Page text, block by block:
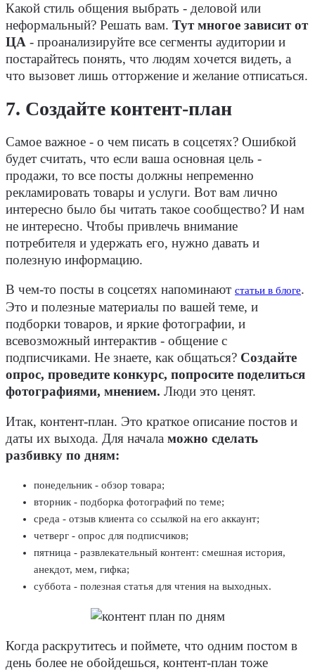
Какой стиль общения выбрать - деловой или
неформальный? Решать вам. Тут многое зависит от
ЦА - проанализируйте все сегменты аудитории и
постарайтесь понять, что людям хочется видеть, а
что вызовет лишь отторжение и желание отписаться.
7. Создайте контент-план
Самое важное - о чем писать в соцсетях? Ошибкой
будет считать, что если ваша основная цель -
продажи, то все посты должны непременно
рекламировать товары и услуги. Вот вам лично
интересно было бы читать такое сообщество? И нам
не интересно. Чтобы привлечь внимание
потребителя и удержать его, нужно давать и
полезную информацию.
В чем-то посты в соцсетях напоминают статьи в блоге.
Это и полезные материалы по вашей теме, и
подборки товаров, и яркие фотографии, и
всевозможный интерактив - общение с
подписчиками. Не знаете, как общаться? Создайте
опрос, проведите конкурс, попросите поделиться
фотографиями, мнением. Люди это ценят.
Итак, контент-план. Это краткое описание постов и
даты их выхода. Для начала можно сделать
разбивку по дням:
понедельник - обзор товара;
вторник - подборка фотографий по теме;
среда - отзыв клиента со ссылкой на его аккаунт;
четверг - опрос для подписчиков;
пятница - развлекательный контент: смешная история,
анекдот, мем, гифка;
суббота - полезная статья для чтения на выходных.
Когда раскрутитесь и поймете, что одним постом в
день более не обойдешься, контент-план тоже